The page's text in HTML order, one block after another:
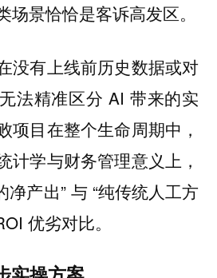
场景恰恰是客诉高发区。
没有上线前历史数据或对
法精准区分 AI 带来的实
项目在整个生命周期中，
计学与财务管理意义上，
净产出” 与 “纯传统人工方
优劣对比。